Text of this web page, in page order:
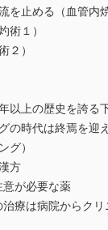
止める（血管内焼
１）
）
上の歴史を誇る
時代は終焉を迎
）
方
が必要な薬
療は病院からクリ